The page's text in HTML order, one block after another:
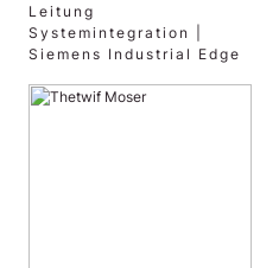
Leitung
Systemintegration |
Siemens Industrial Edge